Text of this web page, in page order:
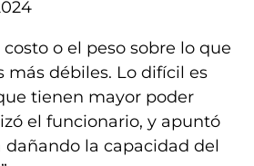
costo o el peso sobre lo que
más débiles. Lo difícil es
tienen mayor poder
el funcionario, y apuntó
dañando la capacidad del